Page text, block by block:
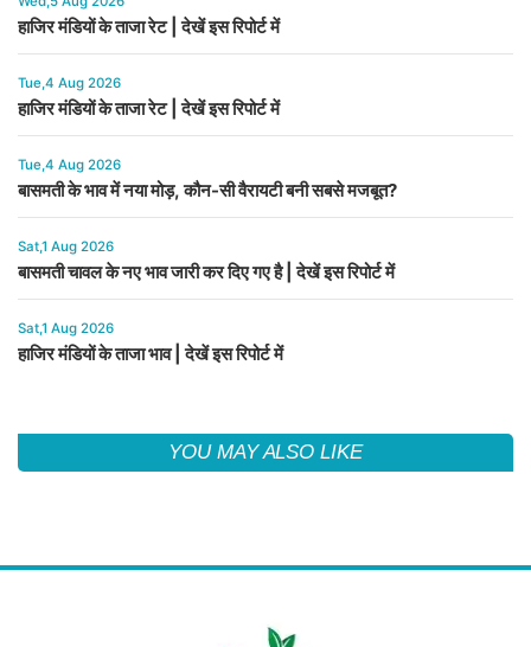
हाजिर मंडियों के ताजा रेट | देखें इस रिपोर्ट में
Tue,4 Aug 2026
हाजिर मंडियों के ताजा रेट | देखें इस रिपोर्ट में
Tue,4 Aug 2026
बासमती के भाव में नया मोड़, कौन-सी वैरायटी बनी सबसे मजबूत?
Sat,1 Aug 2026
बासमती चावल के नए भाव जारी कर दिए गए है | देखें इस रिपोर्ट में
Sat,1 Aug 2026
हाजिर मंडियों के ताजा भाव | देखें इस रिपोर्ट में
YOU MAY ALSO LIKE